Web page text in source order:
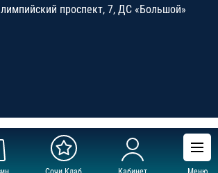
проспект, 7, ДС «Большой»